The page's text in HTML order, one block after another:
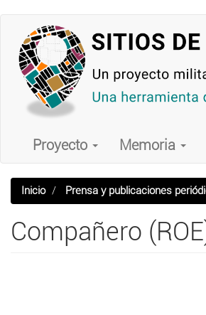
contenido
principal
Main
navigation
Proyecto Memoria
Inicio Prensa y publicaciones
Compañero